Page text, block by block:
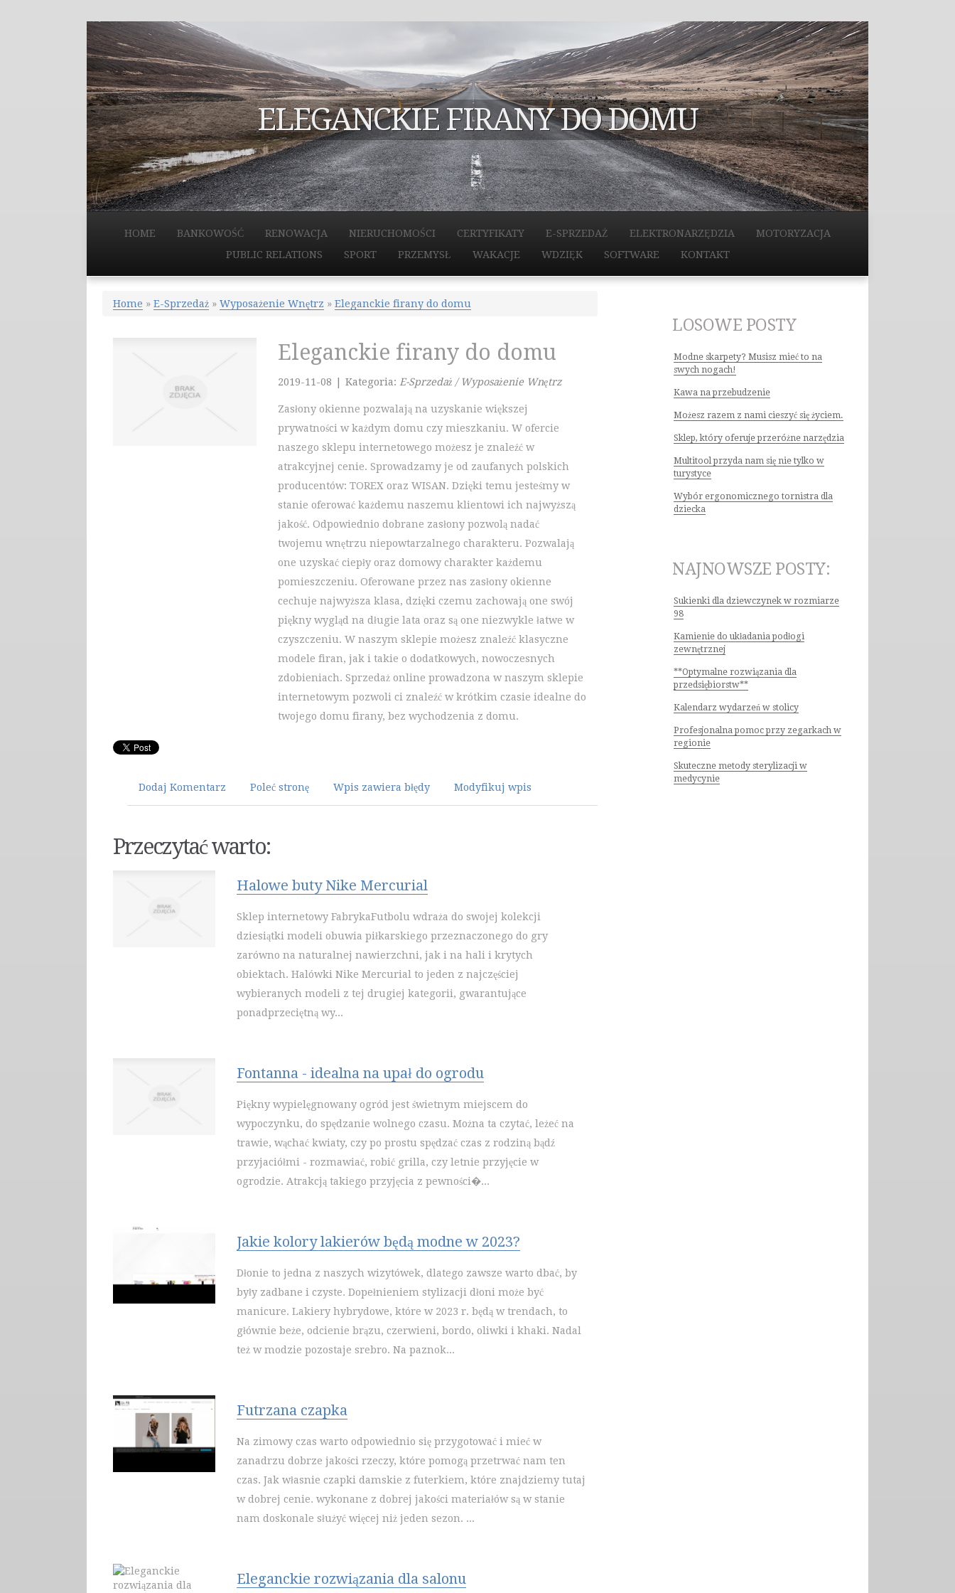
ELEGANCKIE FIRANY DO DOMU
HOME BANKOWOŚĆ RENOWACJA NIERUCHOMOŚCI CERTYFIKATY E-SPRZEDAŻ ELEKTRONARZĘDZIA
MOTORYZACJA
PUBLIC RELATIONS
SPORT PRZEMYSŁ WAKACJE WDZIĘK SOFTWARE KONTAKT
Home » E-Sprzedaż » Wyposażenie Wnętrz » Eleganckie firany do domu
Eleganckie firany do domu
2019-11-08 Kategoria: E-Sprzedaż / Wyposażenie Wnętrz
Zasłony okienne pozwalają na uzyskanie większej
prywatności w każdym domu czy mieszkaniu. W ofercie
naszego sklepu internetowego możesz je znaleźć w
atrakcyjnej cenie. Sprowadzamy je od zaufanych polskich
producentów: TOREX oraz WISAN. Dzięki temu jesteśmy w
stanie oferować każdemu naszemu klientowi ich najwyższą
jakość. Odpowiednio dobrane zasłony pozwolą nadać
twojemu wnętrzu niepowtarzalnego charakteru. Pozwalają
one uzyskać ciepły oraz domowy charakter każdemu
pomieszczeniu. Oferowane przez nas zasłony okienne
cechuje najwyższa klasa, dzięki czemu zachowają one swój
piękny wygląd na długie lata oraz są one niezwykle łatwe w
czyszczeniu. W naszym sklepie możesz znaleźć klasyczne
modele firan, jak i takie o dodatkowych, nowoczesnych
zdobieniach. Sprzedaż online prowadzona w naszym sklepie
internetowym pozwoli ci znaleźć w krótkim czasie idealne do
twojego domu firany, bez wychodzenia z domu.
Dodaj Komentarz Poleć stronę Wpis zawiera błędy Modyfikuj wpis
Przeczytać warto:
Halowe buty Nike Mercurial
Sklep internetowy FabrykaFutbolu wdraża do swojej kolekcji
dziesiątki modeli obuwia piłkarskiego przeznaczonego do gry
zarówno na naturalnej nawierzchni, jak i na hali i krytych
obiektach. Halówki Nike Mercurial to jeden z najczęściej
wybieranych modeli z tej drugiej kategorii, gwarantujące
ponadprzeciętną wy...
Fontanna - idealna na upał do ogrodu
Piękny wypielęgnowany ogród jest świetnym miejscem do
wypoczynku, do spędzanie wolnego czasu. Można ta czytać, leżeć na
trawie, wąchać kwiaty, czy po prostu spędzać czas z rodziną bądź
przyjaciółmi - rozmawiać, robić grilla, czy letnie przyjęcie w
ogrodzie. Atrakcją takiego przyjęcia z pewności�...
Jakie kolory lakierów będą modne w 2023?
Dłonie to jedna z naszych wizytówek, dlatego zawsze warto dbać, by
były zadbane i czyste. Dopełnieniem stylizacji dłoni może być
manicure. Lakiery hybrydowe, które w 2023 r. będą w trendach, to
głównie beże, odcienie brązu, czerwieni, bordo, oliwki i khaki. Nadal
też w modzie pozostaje srebro. Na paznok...
Futrzana czapka
Na zimowy czas warto odpowiednio się przygotować i mieć w
zanadrzu dobrze jakości rzeczy, które pomogą przetrwać nam ten
czas. Jak własnie czapki damskie z futerkiem, które znajdziemy tutaj
w dobrej cenie. wykonane z dobrej jakości materiałów są w stanie
nam doskonale służyć więcej niż jeden sezon. ...
Eleganckie rozwiązania dla salonu
LOSOWE POSTY
Modne skarpety? Musisz mieć to na
swych nogach!
Kawa na przebudzenie
Możesz razem z nami cieszyć się życiem.
Sklep, który oferuje przeróżne narzędzia
Multitool przyda nam się nie tylko w
turystyce
Wybór ergonomicznego tornistra dla
dziecka
NAJNOWSZE POSTY:
Sukienki dla dziewczynek w rozmiarze
98
Kamienie do układania podłogi
zewnętrznej
**Optymalne rozwiązania dla
przedsiębiorstw**
Kalendarz wydarzeń w stolicy
Profesjonalna pomoc przy zegarkach w
regionie
Skuteczne metody sterylizacji w
medycynie